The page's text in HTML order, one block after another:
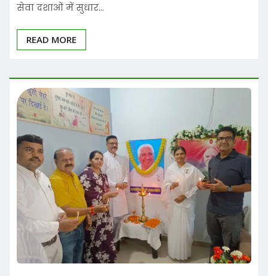
सेवा दशाओं में सुधार…
READ MORE